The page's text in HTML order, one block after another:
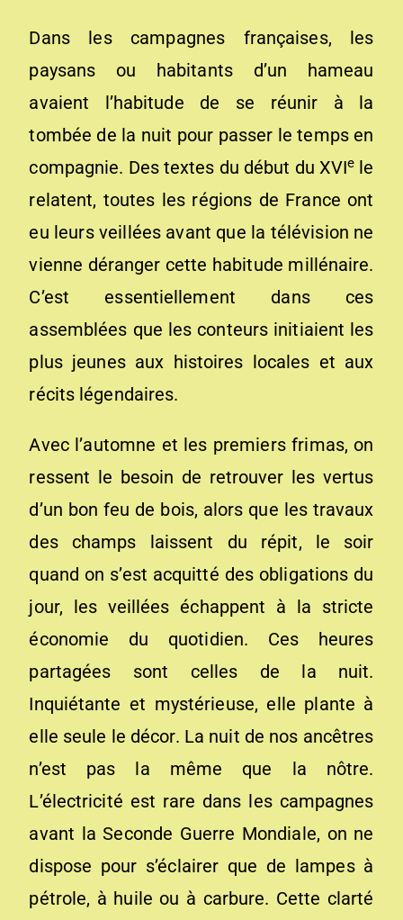
Dans les campagnes françaises, les
paysans ou habitants d’un hameau
avaient l’habitude de se réunir à la
tombée de la nuit pour passer le temps en
compagnie. Des textes du début du XVIe le
relatent, toutes les régions de France ont
eu leurs veillées avant que la télévision ne
vienne déranger cette habitude millénaire.
C’est essentiellement dans ces
assemblées que les conteurs initiaient les
plus jeunes aux histoires locales et aux
récits légendaires.
Avec l’automne et les premiers frimas, on
ressent le besoin de retrouver les vertus
d’un bon feu de bois, alors que les travaux
des champs laissent du répit, le soir
quand on s’est acquitté des obligations du
jour, les veillées échappent à la stricte
économie du quotidien. Ces heures
partagées sont celles de la nuit.
Inquiétante et mystérieuse, elle plante à
elle seule le décor. La nuit de nos ancêtres
n’est pas la même que la nôtre.
L’électricité est rare dans les campagnes
avant la Seconde Guerre Mondiale, on ne
dispose pour s’éclairer que de lampes à
pétrole, à huile ou à carbure. Cette clarté